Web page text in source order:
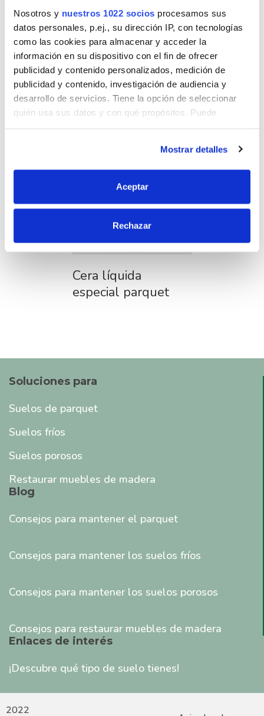
Nosotros y nuestros 1022 socios procesamos sus
datos personales, p.ej., su dirección IP, con tecnologías
como las cookies para almacenar y acceder la
información en su dispositivo con el fin de ofrecer
publicidad y contenido personalizados, medición de
publicidad y contenido, investigación de audiencia y
desarrollo de servicios. Tiene la opción de seleccionar
quién usa sus datos y con qué propósitos. Puede
Si lo permite, también quisiéramos:
Identificar su dispositivo analizándolo activamente
para buscar características específicas (huellas
Obtenga más información sobre cómo se procesan sus
datos personales y establezca sus preferencias en la
el contenido y los anuncios, ofrecer funciones de redes
información sobre el uso que haga del sitio web con
nuestros partners de redes sociales, publicidad y análisis
que les haya proporcionado o que hayan recopilado a
Mostrar detalles
Aceptar
Rechazar
Cera líquida para
suelos porosos
Cera incolora brillo
intenso
Cera líquida
especial parquet
Soluciones para
Suelos de parquet
Suelos fríos
Suelos porosos
Restaurar muebles de madera
Blog
Consejos para mantener el parquet
Consejos para mantener los suelos fríos
Consejos para mantener los suelos porosos
Consejos para restaurar muebles de madera
Enlaces de interés
¡Descubre qué tipo de suelo tienes!
2022